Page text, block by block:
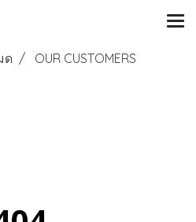
ด OUR CUSTOMERS